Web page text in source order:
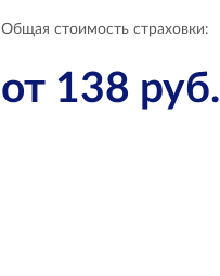
Общая стоимость страховки:
от 138 руб.